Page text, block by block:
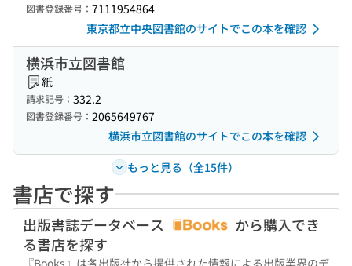
図書登録番号： 7111954864
東京都立中央図書館のサイトでこの本を確認
横浜市立図書館
紙
請求記号： 332.2
図書登録番号： 2065649767
横浜市立図書館のサイトでこの本を確認
もっと見る（全15件）
書店で探す
出版書誌データベース
から購入でき
る書店を探す
『Books』は各出版社から提供された情報による出版業界のデ